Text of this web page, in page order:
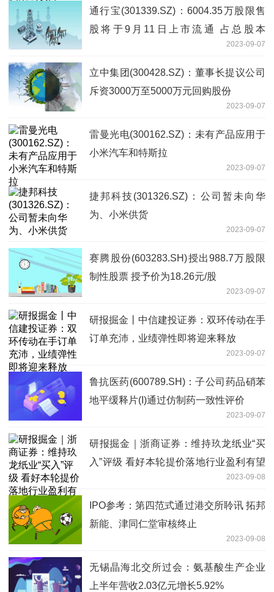
通行宝(301339.SZ)：6004.35万股限售
股将于9月11日上市流通 占总股本
2023-09-07
立中集团(300428.SZ)：董事长提议公司
斥资3000万至5000万元回购股份
2023-09-07
雷曼光电(300162.SZ)：未有产品应用于
小米汽车和特斯拉
2023-09-07
捷邦科技(301326.SZ)：公司暂未向华
为、小米供货
2023-09-07
赛腾股份(603283.SH)授出988.7万股限
制性股票 授予价为18.26元/股
2023-09-07
研报掘金丨中信建投证券：双环传动在手
订单充沛，业绩弹性即将迎来释放
2023-09-07
鲁抗医药(600789.SH)：子公司药品硝苯
地平缓释片(I)通过仿制药一致性评价
2023-09-07
研报掘金｜浙商证券：维持玖龙纸业“买
入”评级 看好本轮提价落地行业盈利有望
2023-09-08
IPO参考：第四范式通过港交所聆讯 拓邦
新能、津同仁堂审核终止
2023-09-08
无锡晶海北交所过会：氨基酸生产企业
上半年营收2.03亿元增长5.92%